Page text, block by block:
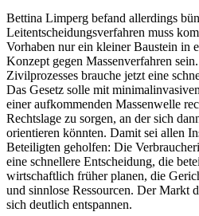
Bettina Limperg befand allerdings
Leitentscheidungsverfahren muss
Vorhaben nur ein kleiner Baustein in
Konzept gegen Massenverfahren
Zivilprozesses brauche jetzt eine
Das Gesetz solle mit
einer aufkommenden Massenwelle
Rechtslage zu sorgen, an der sich
orientieren könnten. Damit sei allen
Beteiligten geholfen: Die
eine schnellere Entscheidung, die
wirtschaftlich früher planen, die
und sinnlose Ressourcen. Der Markt
sich deutlich entspannen.